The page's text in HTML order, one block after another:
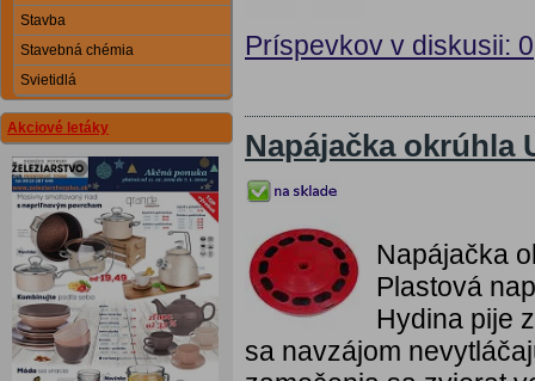
Stavba
Stavebná chémia
Svietidlá
Akciové letáky
Príspevkov v diskusii: 0
Napájačka okrúhla
Napájačka
Plastová
Hydina pije
sa navzájom